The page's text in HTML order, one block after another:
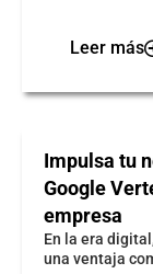
Leer más
Impulsa tu
Google
empresa
En la era
una ventaja